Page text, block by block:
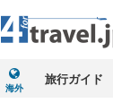
海外
旅行ガイド